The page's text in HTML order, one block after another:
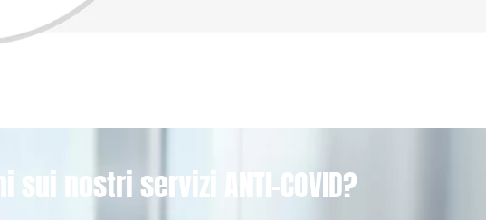
nostri servizi ANTI-COVID?